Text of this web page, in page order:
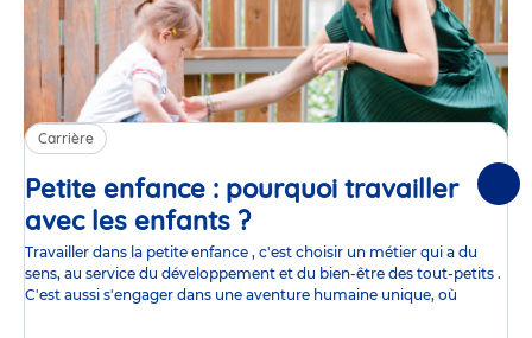
Carrière
Petite enfance : pourquoi travailler
avec les enfants ?Article
Travailler dans la petite enfance , c'est choisir un métier qui a du
sens, au service du développement et du bien-être des tout-petits .
C'est aussi s'engager dans une aventure humaine unique, où